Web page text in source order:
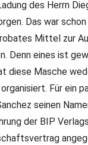
des Herrn
Das war
Mittel zur
Denn eines ist
diese Masche
Für ein
seinen
der BIP